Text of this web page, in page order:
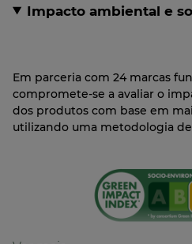
Impacto ambiental e
Em parceria com 24 marcas
compromete-se a avaliar o
dos produtos com base em
utilizando uma metodologia de